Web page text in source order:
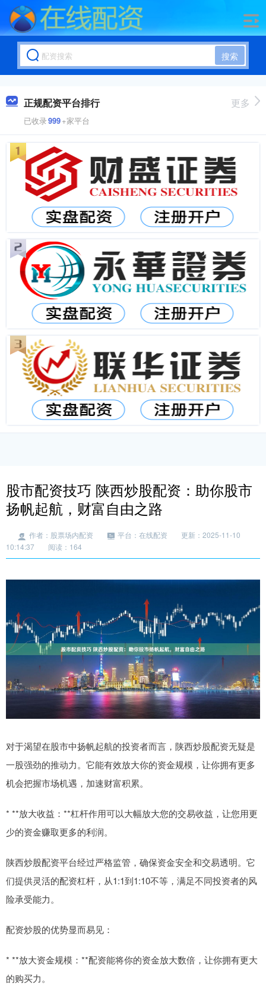
搜索
正规配资平台排行
已收录999+家平台
更多
股市配资技巧 陕西炒股配资：助你股市
扬帆起航，财富自由之路
作者：股票场内配资 平台：在线配资
更新：2025-11-10
10:14:37
阅读：164
对于渴望在股市中扬帆起航的投资者而言，陕西炒股配资无疑是
一股强劲的推动力。它能有效放大你的资金规模，让你拥有更多
机会把握市场机遇，加速财富积累。
* **放大收益：**杠杆作用可以大幅放大您的交易收益，让您用更
少的资金赚取更多的利润。
陕西炒股配资平台经过严格监管，确保资金安全和交易透明。它
们提供灵活的配资杠杆，从1:1到1:10不等，满足不同投资者的风
险承受能力。
配资炒股的优势显而易见：
* **放大资金规模：**配资能将你的资金放大数倍，让你拥有更大
的购买力。